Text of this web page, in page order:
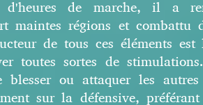
d'heures de marche, il a
maintes régions et combattu
de tous ces éléments
toutes sortes de
blesser ou attaquer les
sur la défensive,